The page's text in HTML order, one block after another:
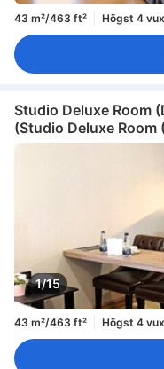
43 m²/463 ft² Högst 4
Studio Deluxe Room
(Studio Deluxe Room
1/15
43 m²/463 ft² Högst 4